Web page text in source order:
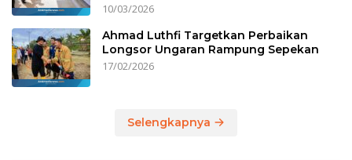
10/03/2026
Ahmad Luthfi Targetkan Perbaikan
Longsor Ungaran Rampung Sepekan
17/02/2026
Selengkapnya